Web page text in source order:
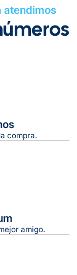
días hábiles
atendimos
compra.
amigo.